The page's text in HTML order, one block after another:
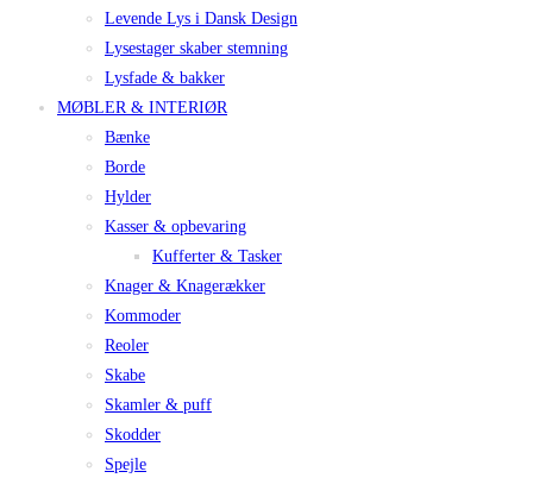
Levende Lys i Dansk Design
Lysestager skaber stemning
Lysfade & bakker
MØBLER & INTERIØR
Bænke
Borde
Hylder
Kasser & opbevaring
Kufferter & Tasker
Knager & Knagerækker
Kommoder
Reoler
Skabe
Skamler & puff
Skodder
Spejle